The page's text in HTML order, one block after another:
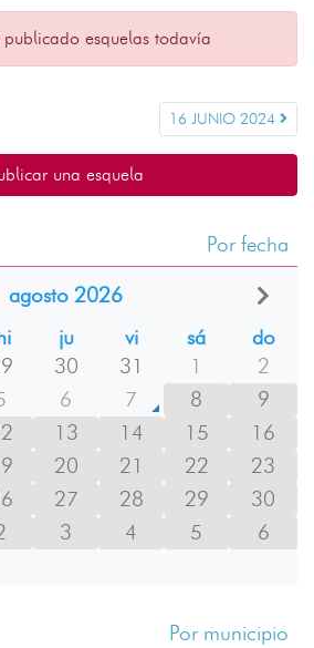
esquelas todavía
16 JUNIO 2024
una esquela
Por fecha
agosto 2026
ju vi sá
do
30 31 1
2
6 7 8
9
13 14 15
16
20 21 22
23
27 28 29
30
3 4 5 6
Por municipio